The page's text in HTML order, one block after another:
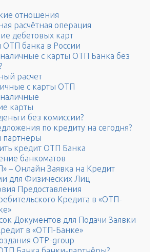
отношения
расчётная операция
дебетовых карт
банка в России
наличные с карты ОТП Банка без
расчет
с карты ОТП
наличные
карты
без комиссии?
по кредиту на сегодня?
партнеры
кредит ОТП Банка
банкоматов
– Онлайн Заявка на Кредит
для Физических Лиц
Предоставления
Кредита в «ОТП-
Документов для Подачи Заявки
в «ОТП-Банке»
ОТР-group